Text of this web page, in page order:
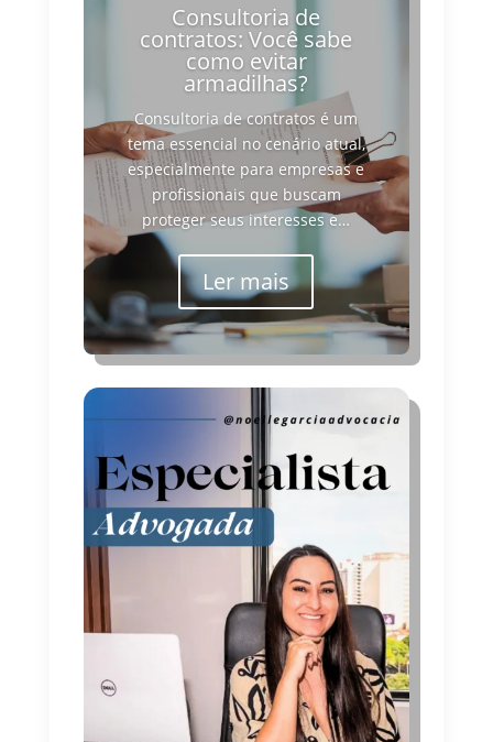
Consultoria de
contratos: Você sabe
como evitar
armadilhas?
Consultoria de contratos é um
tema essencial no cenário atual,
especialmente para empresas e
profissionais que buscam
proteger seus interesses e…
Ler mais